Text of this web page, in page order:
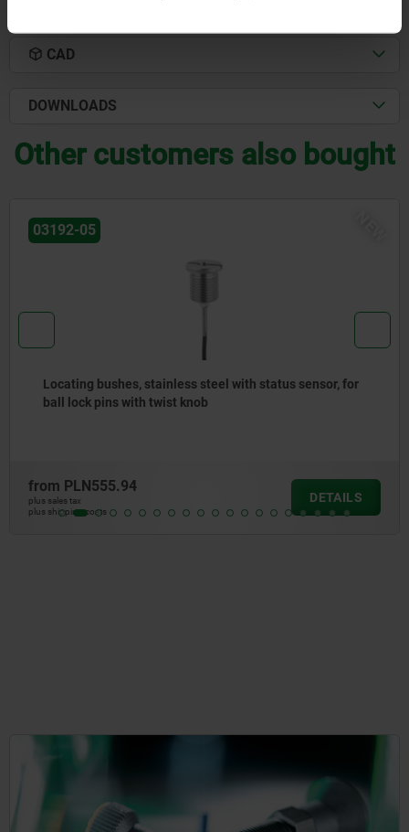
CAD
DOWNLOADS
Other customers also bought
NEW
for
DETAILS
Locating bushes for ball lock pins, with
plus shipping costs